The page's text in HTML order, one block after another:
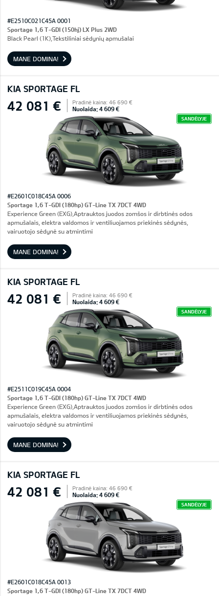
#E2510C021C45A 0001
Sportage 1,6 T-GDI (150hj) LX Plus 2WD
Black Pearl (1K),Tekstiliniai sėdynių apmušalai
MANE DOMINA!
KIA SPORTAGE FL
42 081 € Pradinė kaina: 46 690 €
Nuolaida: 4 609 €
SANDĖLYJE
#E2601C018C45A 0006
Sportage 1,6 T-GDI (180hp) GT-Line TX 7DCT 4WD
Experience Green (EXG),Aptrauktos juodos zomšos ir dirbtinės odos
apmušalais, elektra valdomos ir ventiliuojamos priekinės sėdynės,
vairuotojo sėdynė su atmintimi
MANE DOMINA!
KIA SPORTAGE FL
42 081 € Pradinė kaina: 46 690 €
Nuolaida: 4 609 €
SANDĖLYJE
#E2511C019C45A 0004
Sportage 1,6 T-GDI (180hp) GT-Line TX 7DCT 4WD
Experience Green (EXG),Aptrauktos juodos zomšos ir dirbtinės odos
apmušalais, elektra valdomos ir ventiliuojamos priekinės sėdynės,
vairuotojo sėdynė su atmintimi
MANE DOMINA!
KIA SPORTAGE FL
42 081 € Pradinė kaina: 46 690 €
Nuolaida: 4 609 €
SANDĖLYJE
#E2601C018C45A 0013
Sportage 1,6 T-GDI (180hp) GT-Line TX 7DCT 4WD